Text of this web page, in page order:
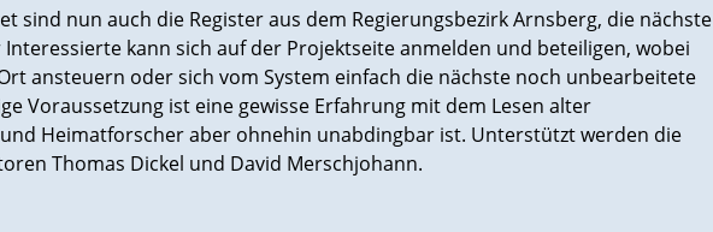
sind nun auch die Register aus dem Regierungsbezirk Arnsberg, die nächste
kann sich auf der Projektseite anmelden und beteiligen, wobei
ansteuern oder sich vom System einfach die nächste noch unbearbeitete
Voraussetzung ist eine gewisse Erfahrung mit dem Lesen alter
Heimatforscher aber ohnehin unabdingbar ist. Unterstützt werden die
Thomas Dickel und David Merschjohann.